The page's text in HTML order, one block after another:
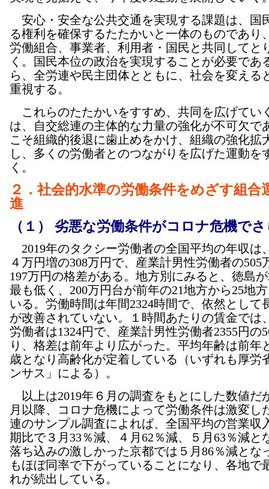
安心・安全な公共交通を実現する課題は、国
る権利を確保するたたかいと一体のものであり
労働組合、事業者、利用者・国民と共同してと
く。国民本位の政治を実現することが必要であ
ら、全労連や民主団体とともに、社会を変える
重視する。
これらのたたかいをすすめ、共同を広げてい
は、自交総連の主体的な力量の強化が不可欠で
こそ組織的後退に歯止めをかけ、組織の強化拡
し、多くの労働者とのつながりを広げた運動を
く。
２．社会的水準の労働条件をめざす組合
進
（１） 劣悪な労働条件がコロナ危機で
2019年のタクシー労働者の全国平均の年収は
４万円増の308万円で、産業計男性労働者の505
197万円の格差がある。地方別にみると、徳島
最も低く、200万円台が前年の21地方から25地
いる。労働時間は年間2324時間で、依然として
が改善されていない。１時間あたりの賃金では
労働者は1324円で、産業計男性労働者2355円の
り、格差は前年より広がった。平均年齢は前年
歳となり高齢化が定着している（いずれも厚労
ンサス」による）。
以上は2019年６月の調査をもとにした数値だ
月以降、コロナ危機によって労働条件は激変し
連のサンプル調査によれば、全国平均の営業収
期比で３月33％減、４月62％減、５月63％減と
落ち込みの激しかった京都では５月86％減とな
もほぼ同率で下がっていることになり、各地で
れが続出している。